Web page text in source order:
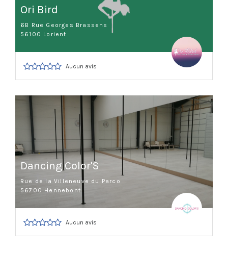
Ori Bird
6B Rue Georges Brassens
56100 Lorient
Aucun avis
Dancing Color'S
Rue de la Villeneuve du Parco
56700 Hennebont
Aucun avis